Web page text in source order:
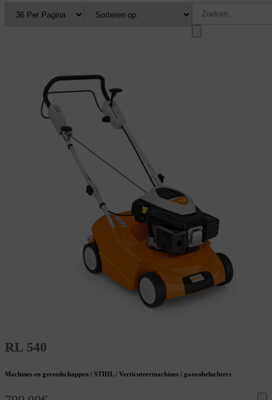
RL 540
Machines en gereedschappen / STIHL / Verticuteermachines / gazonbeluchters